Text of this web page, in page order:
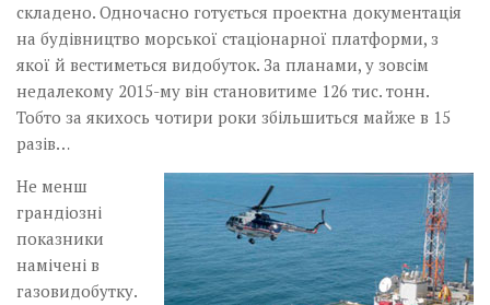
складено. Одночасно готується проектна документація
на будівництво морської стаціонарної платформи, з
якої й вестиметься видобуток. За планами, у зовсім
недалекому 2015-му він становитиме 126 тис. тонн.
Тобто за якихось чотири роки збільшиться майже в 15
разів…
Не менш
грандіозні
показники
намічені в
газовидобутку.